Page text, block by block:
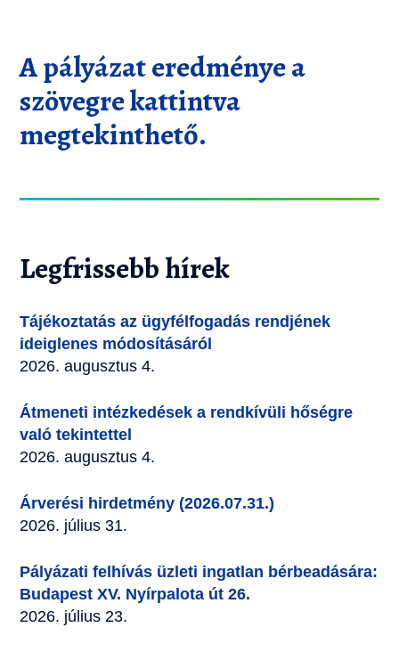
A pályázat eredménye a
szövegre kattintva
megtekinthető.
Legfrissebb hírek
Tájékoztatás az ügyfélfogadás rendjének
ideiglenes módosításáról
2026. augusztus 4.
Átmeneti intézkedések a rendkívüli hőségre
való tekintettel
2026. augusztus 4.
Árverési hirdetmény (2026.07.31.)
2026. július 31.
Pályázati felhívás üzleti ingatlan bérbeadására:
Budapest XV. Nyírpalota út 26.
2026. július 23.